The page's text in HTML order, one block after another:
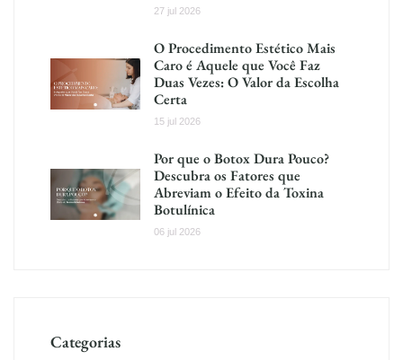
27 jul 2026
O Procedimento Estético Mais
Caro é Aquele que Você Faz
Duas Vezes: O Valor da Escolha
Certa
15 jul 2026
Por que o Botox Dura Pouco?
Descubra os Fatores que
Abreviam o Efeito da Toxina
Botulínica
06 jul 2026
Categorias